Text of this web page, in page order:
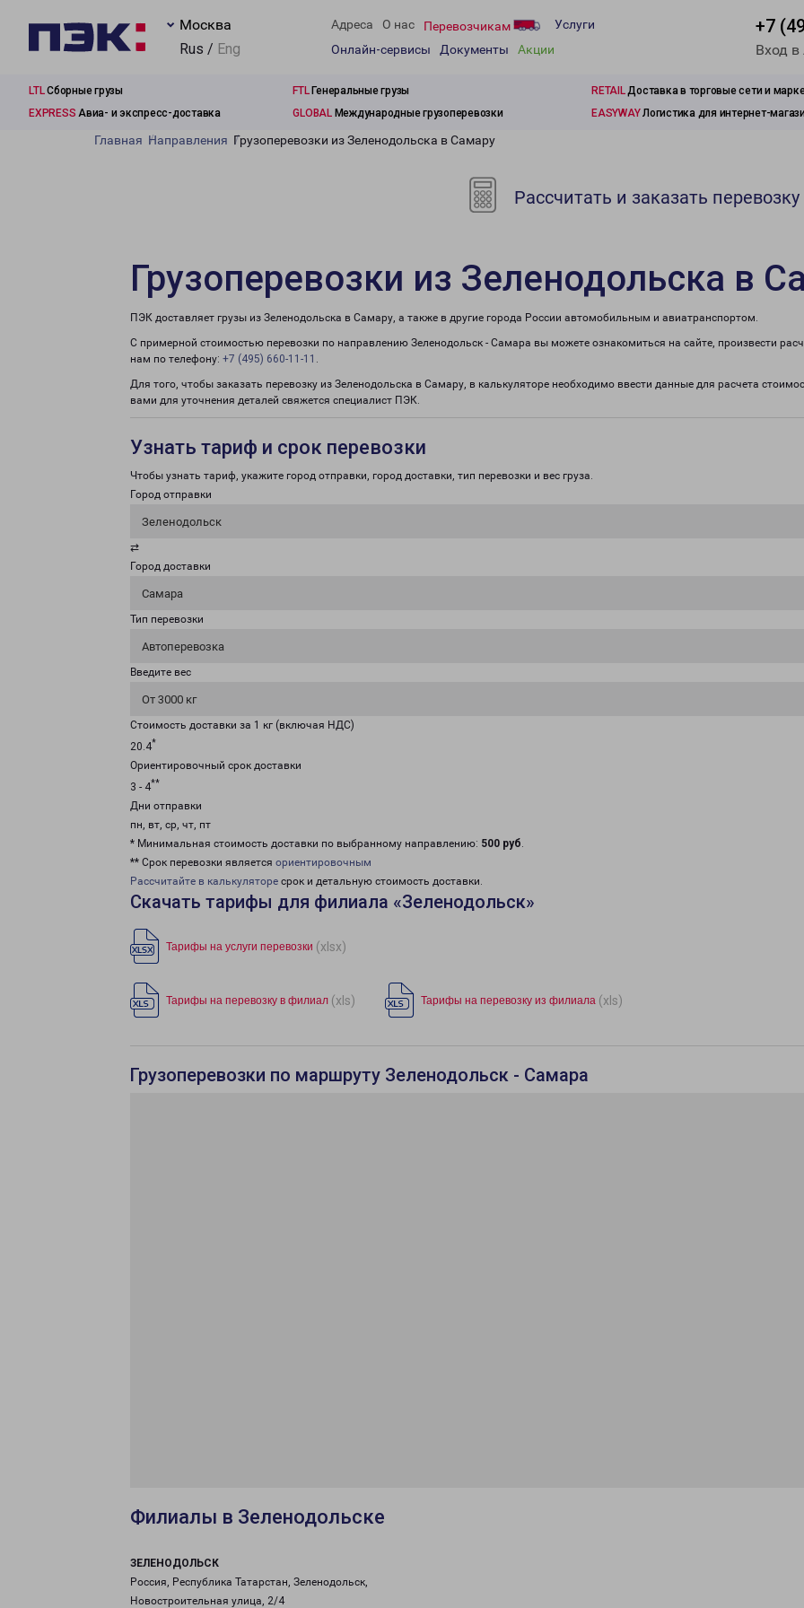
Москва
Rus / Eng
Адреса О нас Перевозчикам
Услуги
Онлайн-сервисы
Документы Акции
+7
Вход
LTLСборные грузы FTLГенеральные грузы RETAILДоставка в торговые сети и
EXPRESS Авиа- и экспресс-доставка GLOBALМеждународные грузоперевозки EASYWAYЛогистика для интернет-
Главная Направления Грузоперевозки из Зеленодольска в Самару
Рассчитать и заказать перевозку
Грузоперевозки из Зеленодольска в
ПЭК доставляет грузы из Зеленодольска в Самару, а также в другие города России автомобильным и авиатранспортом.
С примерной стоимостью перевозки по направлению Зеленодольск - Самара вы можете ознакомиться на сайте, произвести
нам по телефону: +7 (495) 660-11-11 .
Для того, чтобы заказать перевозку из Зеленодольска в Самару, в калькуляторе необходимо ввести данные для расчета
вами для уточнения деталей свяжется специалист ПЭК.
Узнать тариф и срок перевозки
Чтобы узнать тариф, укажите город отправки, город доставки, тип перевозки и вес груза.
Город отправки
Зеленодольск
⇄
Город доставки
Самара
Тип перевозки
Автоперевозка
Введите вес
От 3000 кг
Стоимость доставки за 1 кг (включая НДС)
20.4*
Ориентировочный срок доставки
3 - 4**
Дни отправки
пн, вт, ср, чт, пт
* Минимальная стоимость доставки по выбранному направлению: 500 руб.
** Срок перевозки является ориентировочным
Рассчитайте в калькуляторе срок и детальную стоимость доставки.
Скачать тарифы для филиала «Зеленодольск»
Тарифы на услуги перевозки (xlsx)
Тарифы на перевозку в филиал (xls) Тарифы на перевозку из филиала (xls)
Грузоперевозки по маршруту Зеленодольск - Самара
Филиалы в Зеленодольске
ЗЕЛЕНОДОЛЬСК
Россия, Республика Татарстан, Зеленодольск,
Новостроительная улица, 2/4